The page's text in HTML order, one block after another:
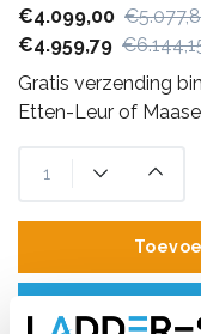
€4.099,00
€4.959,79
Gratis verzending
Etten-Leur of